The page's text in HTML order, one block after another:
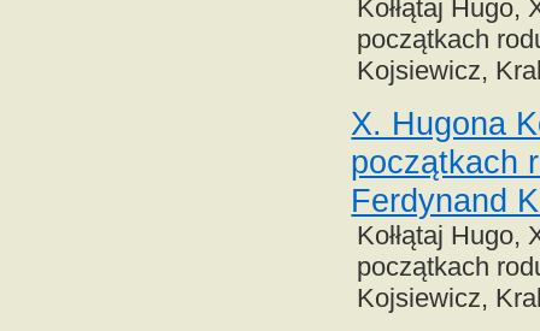
Kołłątaj
początkach
Kojsiewicz,
X. Hugona
początkach
Ferdynand
Kołłątaj
początkach
Kojsiewicz,